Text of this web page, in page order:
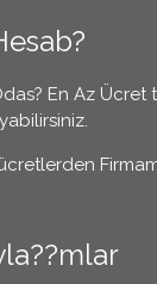
En Az Ücret